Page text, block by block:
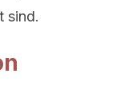
sind.